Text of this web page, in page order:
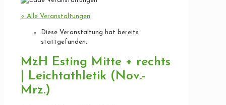
« Alle Veranstaltungen
Diese Veranstaltung hat bereits
stattgefunden.
MzH Esting Mitte + rechts
| Leichtathletik (Nov.-
Mrz.)